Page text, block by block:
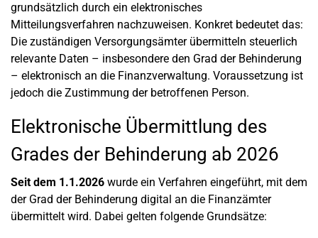
grundsätzlich durch ein elektronisches
Mitteilungsverfahren nachzuweisen. Konkret bedeutet das:
Die zuständigen Versorgungsämter übermitteln steuerlich
relevante Daten – insbesondere den Grad der Behinderung
– elektronisch an die Finanzverwaltung. Voraussetzung ist
jedoch die Zustimmung der betroffenen Person.
Elektronische Übermittlung des
Grades der Behinderung ab 2026
Seit dem 1.1.2026 wurde ein Verfahren eingeführt, mit dem
der Grad der Behinderung digital an die Finanzämter
übermittelt wird. Dabei gelten folgende Grundsätze: